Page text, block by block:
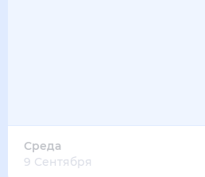
Среда
9 Сентября